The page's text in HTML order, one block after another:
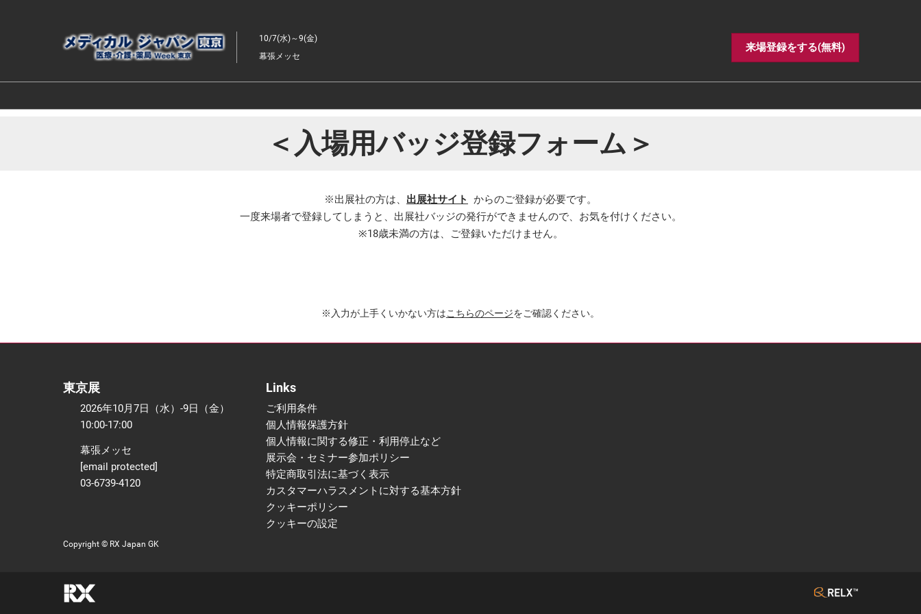
ッ
進
10/7(水)～9(金)
幕張メッセ
来場登録をする(無料)
＜入場用バッジ登録フォーム＞
※出展社の方は、 出展社サイト
からのご登録が必要です。
一度来場者で登録してしまうと、出展社バッジの発行ができませんので、お気を付けください。
※18歳未満の方は、ご登録いただけません。
※入力が上手くいかない方はこちらのページをご確認ください。
東京展
2026年10月7日（水）-9日（金）
10:00-17:00
幕張メッセ
[email protected]
03-6739-4120
Links
ご利用条件
個人情報保護方針
個人情報に関する修正・利用停止など
展示会・セミナー参加ポリシー
特定商取引法に基づく表示
カスタマーハラスメントに対する基本方針
クッキーポリシー
クッキーの設定
Copyright © RX Japan GK